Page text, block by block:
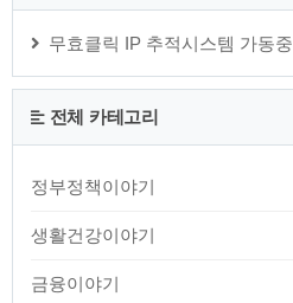
무효클릭 IP 추적시스템 가동중
전체 카테고리
정부정책이야기
생활건강이야기
금융이야기